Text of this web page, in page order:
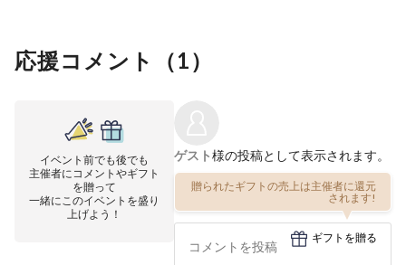
応援コメント（1）
イベント前でも後でも
主催者にコメントやギフト
を贈って
一緒にこのイベントを盛り
上げよう！
ゲスト様の投稿として表示されます。
贈られたギフトの売上は主催者に還元
されます!
ギフトを贈る